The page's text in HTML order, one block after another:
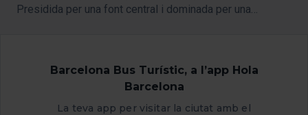
Presidida per una font central i dominada per una
Barcelona Bus Turístic, a l’app Hola
Barcelona
La teva app per visitar la ciutat amb el